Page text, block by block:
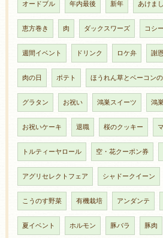
オードブル 年内最後 新年 あけま
恵方巻き 肉 ダックスワーズ コシ
週間イベント ドリンク ロケ弁 謝
肉の日 ポテト ほうれん草とベーコン
グラタン お祝い 鴻巣スイーツ 鴻
お祝いケーキ 退職 桜のクッキー
トルティーヤロール 空・花クーポン券
アグリセレクトフェア シャドークイーン
こうのす野菜 有機栽培 アンダンテ
夏イベント ホルモン 豚バラ 豚肉